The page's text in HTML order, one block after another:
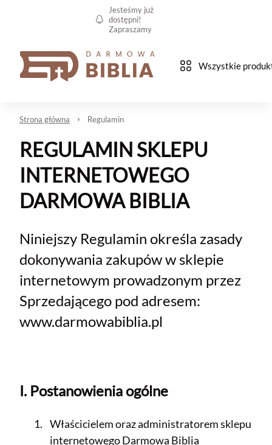
Jesteśmy już
dostępni!
Zapraszamy
Wszystkie
Strona główna Regulamin
REGULAMIN SKLEPU
INTERNETOWEGO
DARMOWA BIBLIA
Niniejszy Regulamin określa zasady
dokonywania zakupów w sklepie
internetowym prowadzonym przez
Sprzedającego pod adresem:
www.darmowabiblia.pl
I. Postanowienia ogólne
Właścicielem oraz administratorem sklepu
internetowego Darmowa Biblia